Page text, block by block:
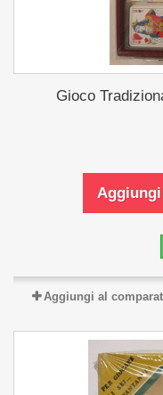
Gioco
Aggiungi al